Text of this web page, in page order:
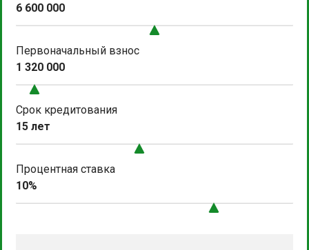
6 600 000
Первоначальный взнос
1 320 000
Срок кредитования
15 лет
Процентная ставка
10%